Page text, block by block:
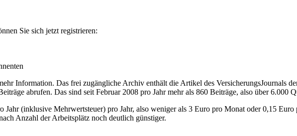
Sie sich jetzt registrieren:
Information. Das frei zugängliche Archiv enthält die Artikel des VersicherungsJournals
abrufen. Das sind seit Februar 2008 pro Jahr mehr als 860 Beiträge, also über 6.000
Jahr (inklusive Mehrwertsteuer) pro Jahr, also weniger als 3 Euro pro Monat oder 0,15
Anzahl der Arbeitsplätz noch deutlich günstiger.